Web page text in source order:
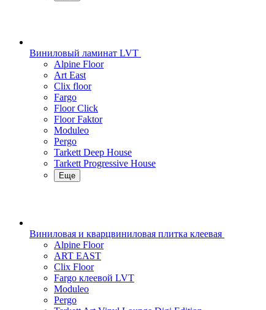
Виниловый ламинат LVT
Alpine Floor
Art East
Clix floor
Fargo
Floor Click
Floor Faktor
Moduleo
Pergo
Tarkett Deep House
Tarkett Progressive House
Еще
Виниловая и кварцвиниловая плитка клеевая
Alpine Floor
ART EAST
Clix Floor
Fargo клеевой LVT
Moduleo
Pergo